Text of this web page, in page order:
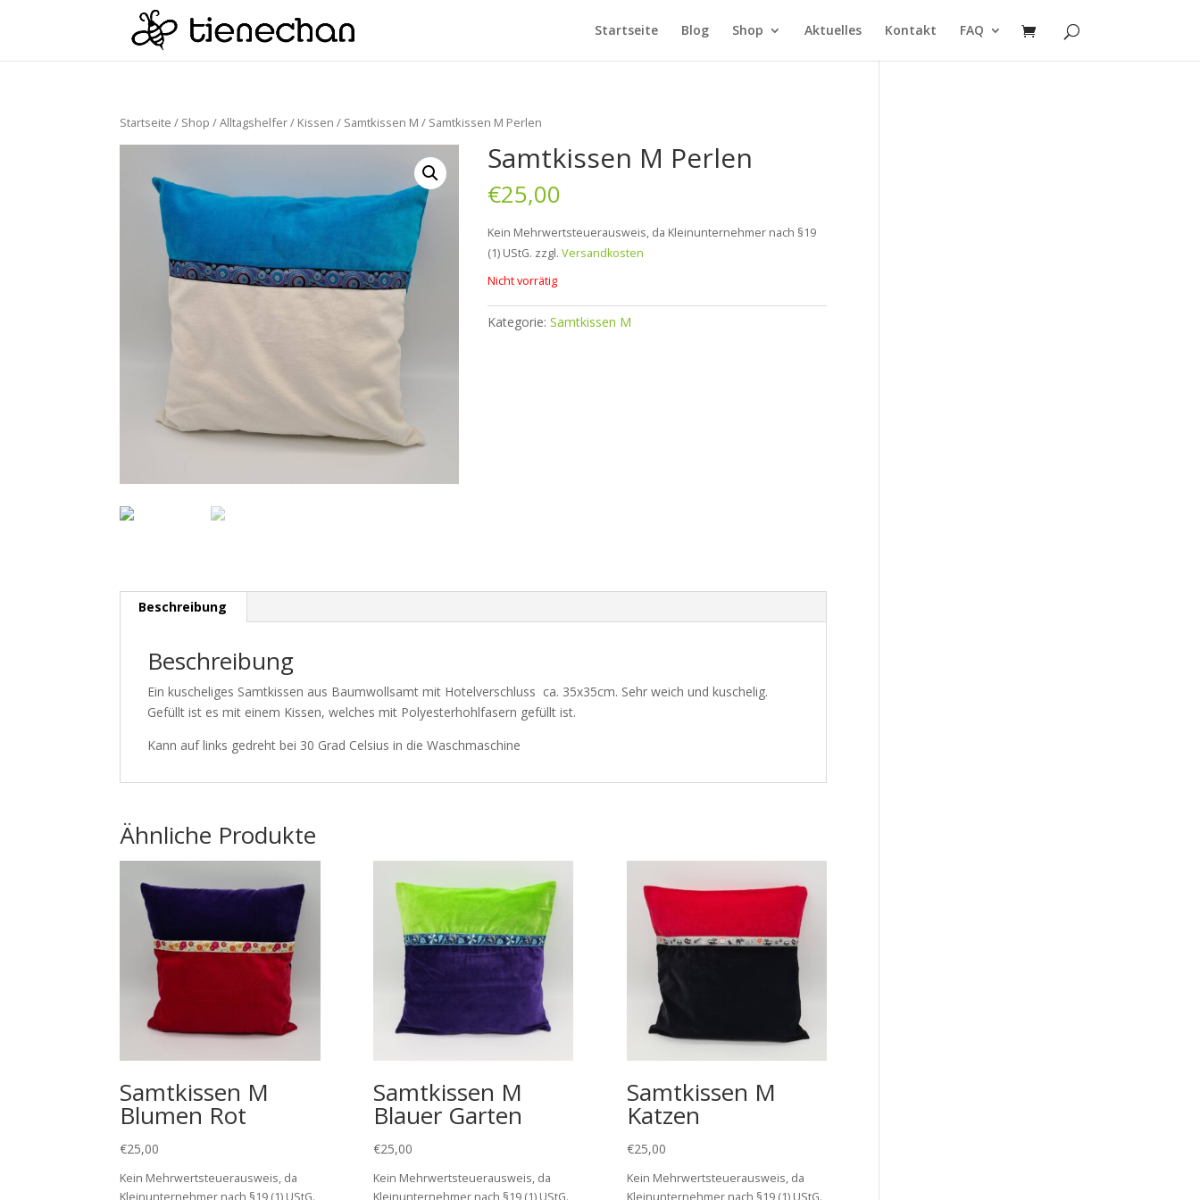
Startseite Blog Shop Aktuelles Kontakt FAQ
Startseite / Shop /Alltagshelfer/ Kissen / Samtkissen M / Samtkissen M Perlen
Samtkissen M Perlen
€25,00
Kein Mehrwertsteuerausweis, da Kleinunternehmer nach §19
(1) UStG. zzgl.Versandkosten
Nicht vorrätig
Kategorie:Samtkissen M
Beschreibung
Beschreibung
Ein kuscheliges Samtkissen aus Baumwollsamt mit Hotelverschluss ca. 35x35cm. Sehr weich und kuschelig.
Gefüllt ist es mit einem Kissen, welches mit Polyesterhohlfasern gefüllt ist.
Kann auf links gedreht bei 30 Grad Celsius in die Waschmaschine
Ähnliche Produkte
Samtkissen M
Blumen Rot
€25,00
Kein Mehrwertsteuerausweis, da
Samtkissen M
Blauer Garten
€25,00
Kein Mehrwertsteuerausweis, da
Samtkissen M
Katzen
€25,00
Kein Mehrwertsteuerausweis, da